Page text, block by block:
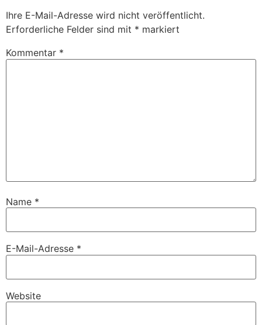
Ihre E-Mail-Adresse wird nicht veröffentlicht.
Erforderliche Felder sind mit * markiert
Kommentar *
Name *
E-Mail-Adresse *
Website